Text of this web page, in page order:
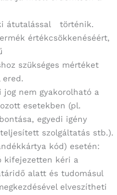
átutalással történik.
értékcsökkenéséért,
szükséges mértéket
ered.
jog nem gyakorolható a
esetekben (pl.
egyedi igény
szolgáltatás stb.).
kód) esetén:
kifejezetten kéri a
alatt és tudomásul
elveszítheti